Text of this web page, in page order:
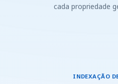
cada propriedade
INDEXAÇÃO